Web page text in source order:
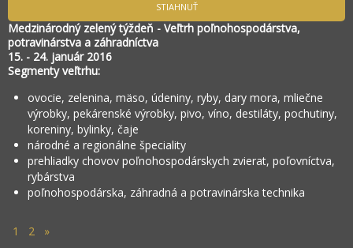
STIAHNUŤ
Medzinárodný zelený týždeň - Veľtrh poľnohospodárstva,
potravinárstva a záhradníctva
15. - 24. január 2016
Segmenty veľtrhu:
ovocie, zelenina, mäso, údeniny, ryby, dary mora, mliečne
výrobky, pekárenské výrobky, pivo, víno, destiláty, pochutiny,
koreniny, bylinky, čaje
národné a regionálne špeciality
prehliadky chovov poľnohospodárskych zvierat, poľovníctva,
rybárstva
poľnohospodárska, záhradná a potravinárska technika
1 2 »